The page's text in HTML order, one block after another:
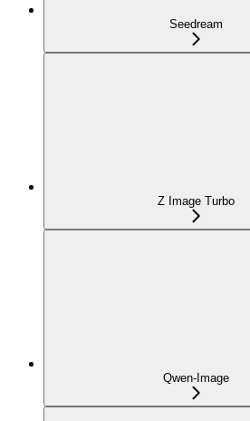
Seedream
Z Image Turbo
Qwen-Image